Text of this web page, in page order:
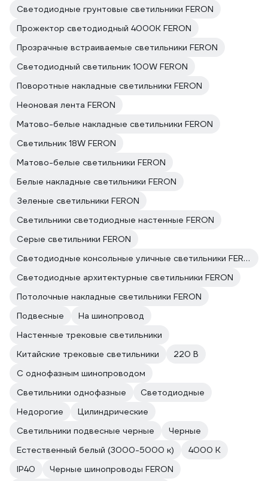
Светодиодные грунтовые светильники FERON
Прожектор светодиодный 4000K FERON
Прозрачные встраиваемые светильники FERON
Светодиодный светильник 100W FERON
Поворотные накладные светильники FERON
Неоновая лента FERON
Матово-белые накладные светильники FERON
Светильник 18W FERON
Матово-белые светильники FERON
Белые накладные светильники FERON
Зеленые светильники FERON
Светильники светодиодные настенные FERON
Серые светильники FERON
Светодиодные консольные уличные светильники FERON
Светодиодные архитектурные светильники FERON
Потолочные накладные светильники FERON
Подвесные
На шинопровод
Настенные трековые светильники
Китайские трековые светильники
220 В
С однофазным шинопроводом
Светильники однофазные
Светодиодные
Недорогие
Цилиндрические
Светильники подвесные черные
Черные
Естественный белый (3000-5000 к)
4000 К
IP40
Черные шинопроводы FERON